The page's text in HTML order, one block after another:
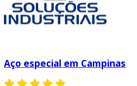
frequentemente utilizadas:
construção de cascos e outras
embarcações.
Aço especial em Campinas